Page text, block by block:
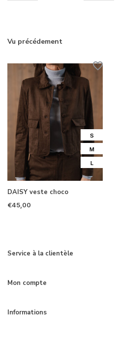
Vu précédement
S
M
L
DAISY veste choco
€45,00
Service à la clientèle
Mon compte
Informations